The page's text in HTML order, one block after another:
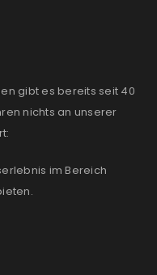
gibt es bereits seit 40
nichts an unserer
im Bereich